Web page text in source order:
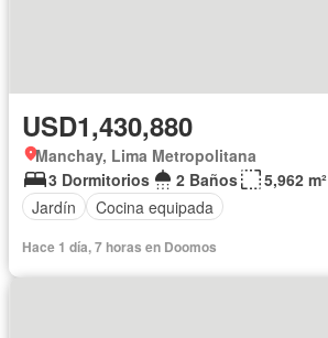
USD1,430,880
Manchay, Lima Metropolitana
3 Dormitorios
2 Baños
5,962 m²
Jardín
Cocina equipada
Hace 1 día, 7 horas en Doomos